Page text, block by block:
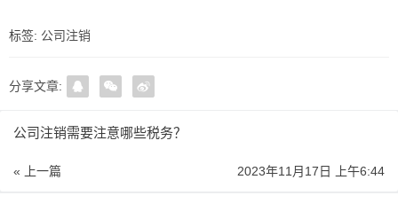
标签: 公司注销
分享文章:
公司注销需要注意哪些税务？
« 上一篇 2023年11月17日 上午6:44